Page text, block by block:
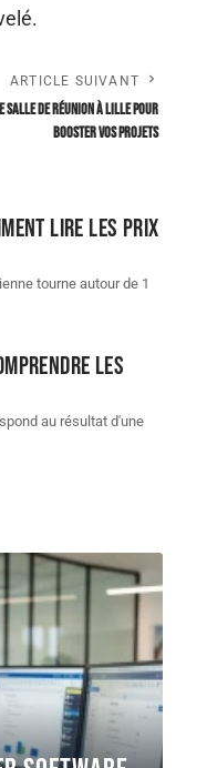
ARTICLE SUIVANT
salle de réunion à Lille pour
booster vos projets
lire les prix
tourne autour de 1
les
au résultat d'une